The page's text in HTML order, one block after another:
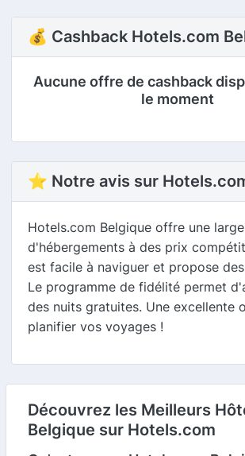
💰 Cashback Hotels.com
Aucune offre de cashback
le moment
⭐ Notre avis sur
Hotels.com Belgique offre une
d'hébergements à des prix
est facile à naviguer et propose
Le programme de fidélité permet
des nuits gratuites. Une excellente
planifier vos voyages !
Découvrez les Meilleurs
Belgique sur Hotels.com